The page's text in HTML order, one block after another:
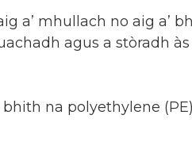
a’ mhullach no aig a’
agus a stòradh
na polyethylene